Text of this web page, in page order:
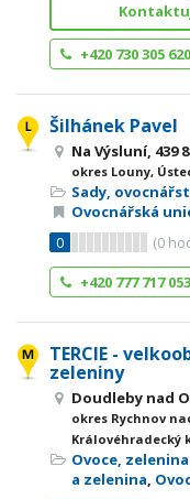
+420 730 305 620
Šilhánek Pavel
Na Výsluní, 439
okres Louny,
Sady,
Ovocnářská
0
(0
+420 777 717 053
TERCIE -
zeleniny
Doudleby nad
okres Rychnov
Královéhradecký
Ovoce,
a zelenina,